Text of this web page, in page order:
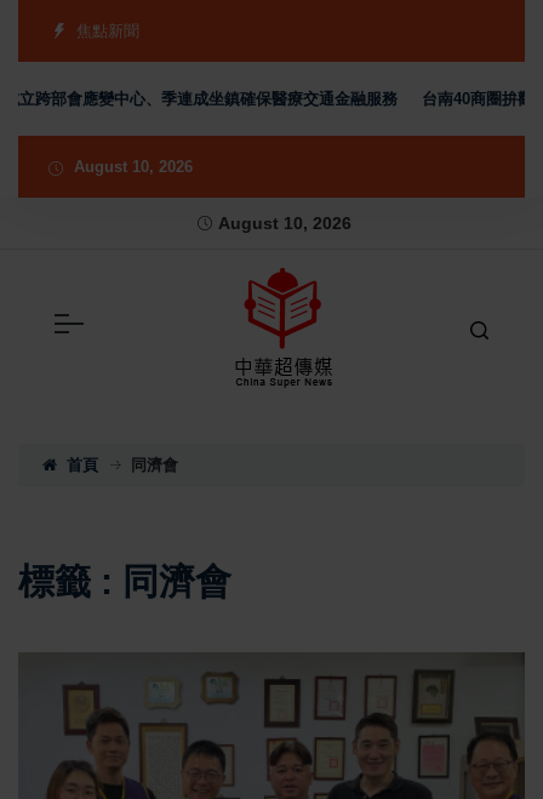
焦點新聞
部會應變中心、季連成坐鎮確保醫療交通金融服務 台南40商圈拚觀光商
August 10, 2026
August 10, 2026
首頁 同濟會
標籤 : 同濟會